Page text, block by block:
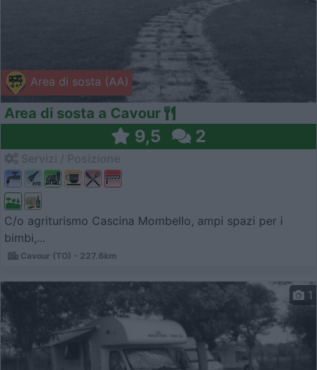
Area di sosta (AA)
Area di sosta a Cavour
9,5 2
C/o agriturismo Cascina Mombello, ampi spazi per i
bimbi,...
Cavour (TO) - 227.6km
1